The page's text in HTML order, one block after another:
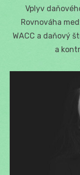
Vplyv
Rovnováha
WACC a daňový
a